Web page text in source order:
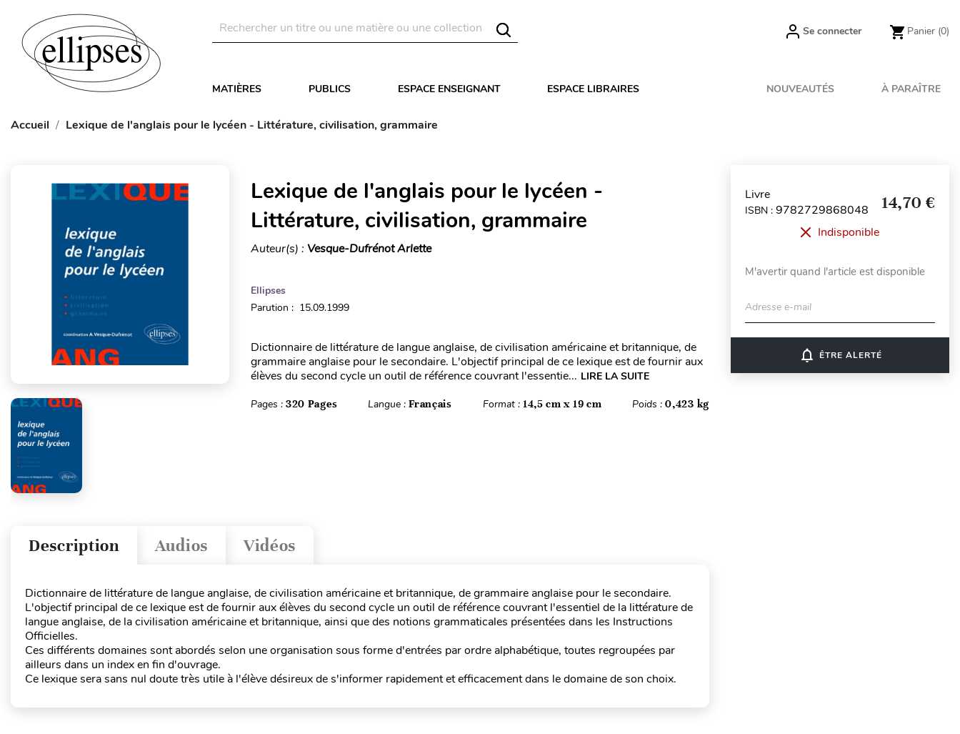
Se connecter Panier (0)
MATIÈRES PUBLICS ESPACE ENSEIGNANT ESPACE LIBRAIRES NOUVEAUTÉS À PARAÎTRE
Accueil Lexique de l'anglais pour le lycéen - Littérature, civilisation, grammaire
Lexique de l'anglais pour le lycéen -
Littérature, civilisation, grammaire
Auteur(s) : Vesque-Dufrénot Arlette
Ellipses
Parution : 15.09.1999
Dictionnaire de littérature de langue anglaise, de civilisation américaine et britannique, de
grammaire anglaise pour le secondaire. L'objectif principal de ce lexique est de fournir aux
élèves du second cycle un outil de référence couvrant l'essentie... LIRE LA SUITE
Pages : 320 Pages Langue :Français Format : 14,5 cm x 19 cm Poids :0,423 kg
Vidéos
Audios
Description
Dictionnaire de littérature de langue anglaise, de civilisation américaine et britannique, de grammaire anglaise pour le secondaire.
L'objectif principal de ce lexique est de fournir aux élèves du second cycle un outil de référence couvrant l'essentiel de la littérature de
langue anglaise, de la civilisation américaine et britannique, ainsi que des notions grammaticales présentées dans les Instructions
Officielles.
Ces différents domaines sont abordés selon une organisation sous forme d'entrées par ordre alphabétique, toutes regroupées par
ailleurs dans un index en fin d'ouvrage.
Ce lexique sera sans nul doute très utile à l'élève désireux de s'informer rapidement et efficacement dans le domaine de son choix.
Livre
ISBN : 9782729868048 14,70 €
Indisponible
M'avertir quand l'article est disponible
Adresse e-mail
notifications_none ÊTRE ALERTÉ